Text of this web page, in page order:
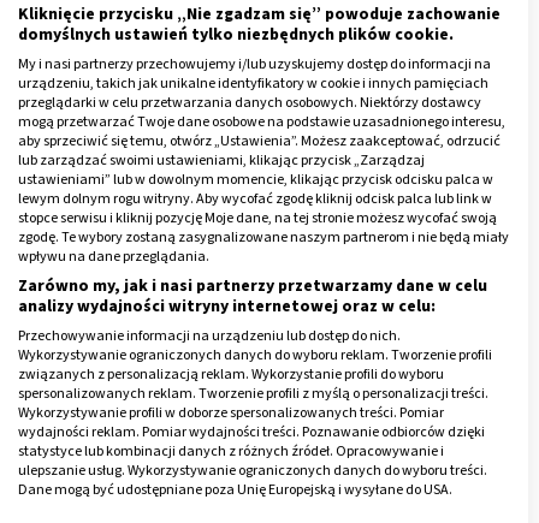
Kolagen w tabletkach na rozstępy
Wśród specyfików zkolagenem naturalnym na
rozstępymożna wyróżnić suplementy diety w
tabletach, proszku i płynie oraz kosmetyki. Walkę z
rozstępami warto prowadzić dwutorowo, mianowicie
stosować preparaty doustne oraz środki do stosowania
miejscowego. Jeśli zdecydujemy się na tabletki,
poszukajmy preparatów aptecznych, które będą miały
w składzie kolagen rybi.
Zaletą kolagenu w tabletachna rozstępy jest to, że
zwykle zawiera on dodatkowe składniki, takie jak:
kwas hialuronowy,
witaminy E, A i C czy algi morskie, których raczej nie
znajdziemy w kolagenie w proszku lub płynie.
Kliknięcie przycisku „Nie zgadzam się” powoduje zachowanie
domyślnych ustawień tylko niezbędnych plików cookie.
My i nasi partnerzy przechowujemy i/lub uzyskujemy dostęp do informacji na
urządzeniu, takich jak unikalne identyfikatory w cookie i innych pamięciach
przeglądarki w celu przetwarzania danych osobowych. Niektórzy dostawcy
mogą przetwarzać Twoje dane osobowe na podstawie uzasadnionego interesu,
aby sprzeciwić się temu, otwórz „Ustawienia”. Możesz zaakceptować, odrzucić
lub zarządzać swoimi ustawieniami, klikając przycisk „Zarządzaj
ustawieniami” lub w dowolnym momencie, klikając przycisk odcisku palca w
lewym dolnym rogu witryny. Aby wycofać zgodę kliknij odcisk palca lub link w
stopce serwisu i kliknij pozycję Moje dane, na tej stronie możesz wycofać swoją
zgodę. Te wybory zostaną zasygnalizowane naszym partnerom i nie będą miały
wpływu na dane przeglądania.
Zarówno my, jak i nasi partnerzy przetwarzamy dane w celu
analizy wydajności witryny internetowej oraz w celu:
Przechowywanie informacji na urządzeniu lub dostęp do nich.
Wykorzystywanie ograniczonych danych do wyboru reklam. Tworzenie profili
związanych z personalizacją reklam. Wykorzystanie profili do wyboru
spersonalizowanych reklam. Tworzenie profili z myślą o personalizacji treści.
Wykorzystywanie profili w doborze spersonalizowanych treści. Pomiar
wydajności reklam. Pomiar wydajności treści. Poznawanie odbiorców dzięki
statystyce lub kombinacji danych z różnych źródeł. Opracowywanie i
ulepszanie usług. Wykorzystywanie ograniczonych danych do wyboru treści.
Dane mogą być udostępniane poza Unię Europejską i wysyłane do USA.